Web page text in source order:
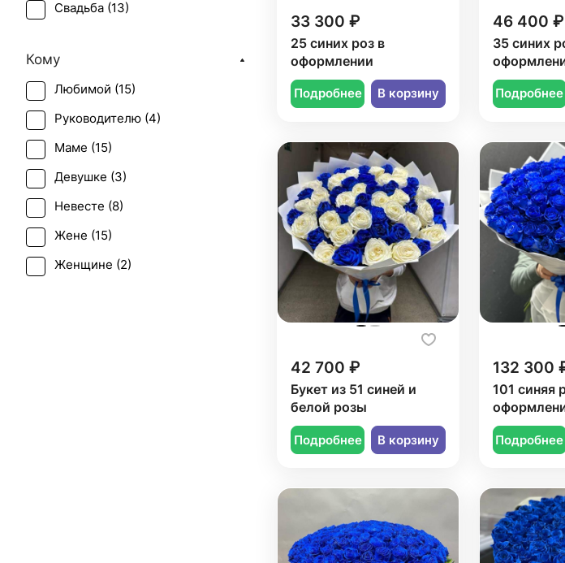
33 300 ₽
25 синих роз в
оформлении
Подробнее В корзину
46 400 ₽
35 синих
Подробнее
42 700 ₽
Букет из 51 синей и
белой розы
Подробнее В корзину
132 300
101 синяя
Подробнее
Свадьба (13)
Юбилей (
Кому
Любимой (15)
Руководителю (4)
Маме (15)
Девушке (3)
Невесте (8)
Жене (15)
Женщине (2)